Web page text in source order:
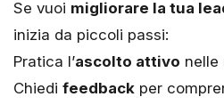
Se vuoi migliorare la tua
inizia da piccoli passi:
Pratica l’ascolto attivo nelle
Chiedi feedback per